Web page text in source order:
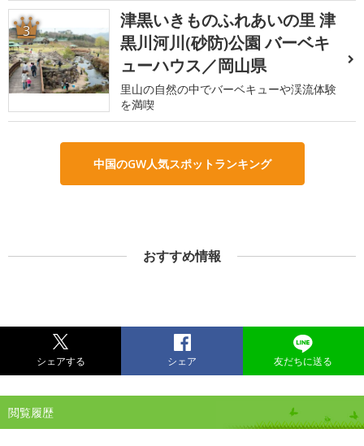
3
津黒いきものふれあいの里 津
黒川河川(砂防)公園 バーベキ
ューハウス／岡山県
里山の自然の中でバーベキューや渓流体験
を満喫
中国のGW人気スポットランキング
おすすめ情報
シェアする シェア 友だちに送る
閲覧履歴